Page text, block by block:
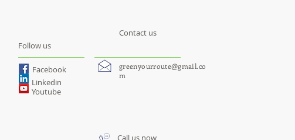
Contact us
Follow us
Facebook
Linkedin
Youtube
greenyourroute@gmail.co
m
Call us now